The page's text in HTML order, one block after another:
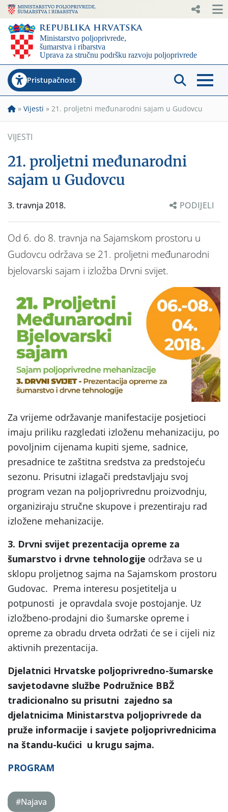
Pristupačnost
» Vijesti » 21. proljetni međunarodni sajam u Gudovcu
VIJESTI
21. proljetni međunarodni
sajam u Gudovcu
3. travnja 2018. PODIJELI
Od 6. do 8. travnja na Sajamskom prostoru u
Gudovcu održava se 21. proljetni međunarodni
bjelovarski sajam i izložba Drvni svijet.
Za vrijeme održavanje manifestacije posjetioci
imaju priliku razgledati izloženu mehanizaciju, po
povoljnim cijenama kupiti sjeme, sadnice,
presadnice te zaštitna sredstva za predstojeću
sezonu. Prisutni izlagači predstavljaju svoj
program vezan na poljoprivrednu proizvodnju,
organiziraju stručne skupove i prezentiraju rad
izložene mehanizacije.
3. Drvni svijet prezentacija opreme za
šumarstvo i drvne tehnologije održava se u
sklopu proljetnog sajma na Sajamskom prostoru
Gudovac. Prema interesu posjetitelja u
potpunosti je opravdala svoje postojanje. Uz
izložbeno-prodajni dio šumarske opreme i
opreme za obradu drveta održati će se i cijeli niz
aktivnih prezentacija.
Djelatnici Hrvatske poljoprivredno-šumarske
savjetodavne službe Podružnice BBŽ
tradicionalno su prisutni zajedno sa
djelatnicima Ministarstva poljoprivrede da
pruže informacije i savjete poljoprivrednicima
na štandu-kućici u krugu sajma.
PROGRAM
#Najava